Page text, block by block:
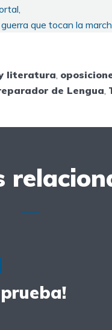
que tocan la
literatura
de Lengua